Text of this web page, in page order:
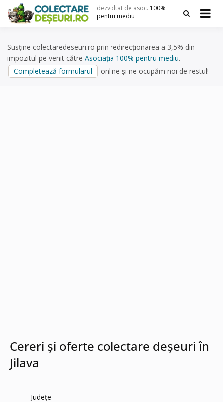
content
dezvoltat de asoc. 100%
pentru mediu
Susține colectaredeseuri.ro prin redirecționarea a 3,5% din
impozitul pe venit către Asociația 100% pentru mediu.
Completează formularul
online și ne ocupăm noi de restul!
Cereri și oferte colectare deșeuri în
Jilava
Județe